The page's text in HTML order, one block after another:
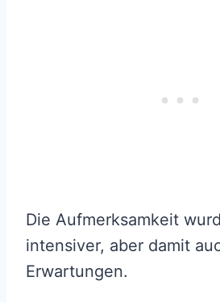
Die Aufmerksamkeit
intensiver, aber damit
Erwartungen.